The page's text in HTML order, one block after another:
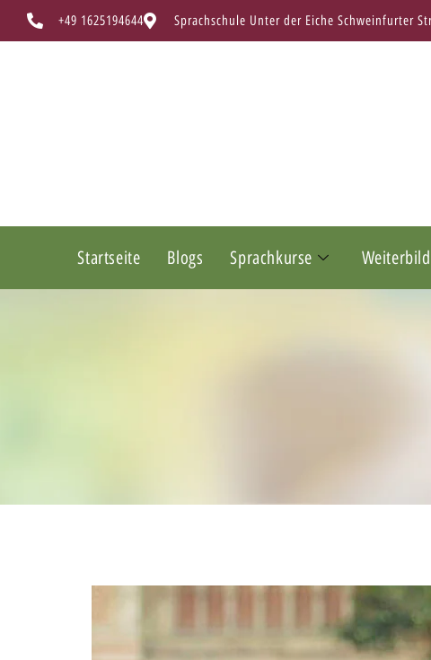
+49 1625194644 Sprachschule Unter der Eiche Schweinfurter
Startseite Blogs Sprachkurse